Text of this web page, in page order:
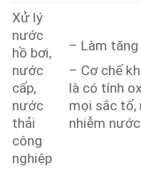
Xử lý
nước
hồ bơi,
nước
cấp,
nước
thải
công
nghiệp
– Làm
– Cơ chế
là có tính
mọi sắc tố,
nhiễm nước.